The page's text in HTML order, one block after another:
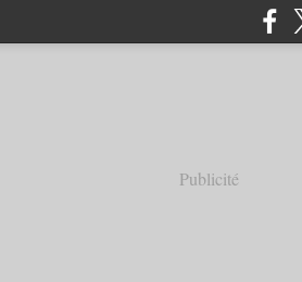
Publicité